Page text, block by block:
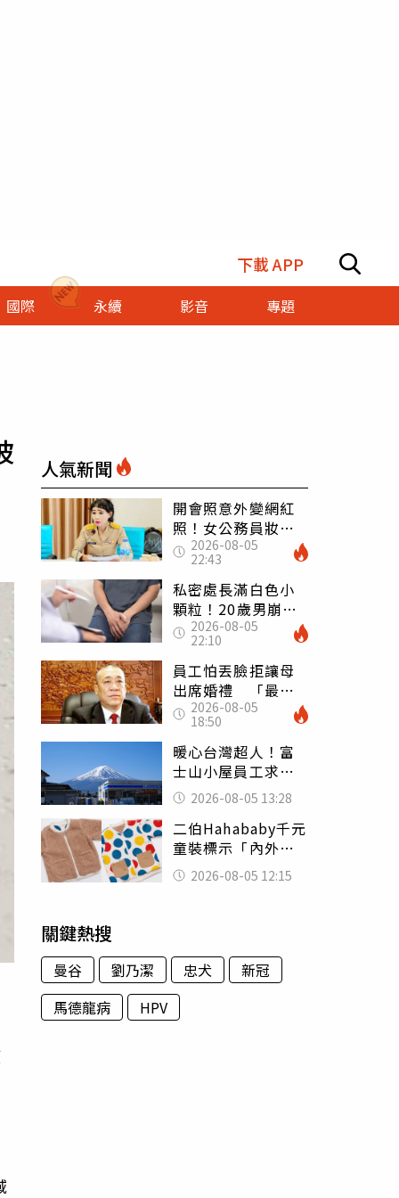
下載 APP
國際 永續 影音 專題
人氣新聞
開會照意外變網紅
照！女公務員妝容
掀2千則留言 本人
怒嗆：化妝有錯嗎
2026-08-05
22:43
私密處長滿白色小
顆粒！20歲男崩潰
求診 醫曝5大真相
別再誤會
2026-08-05
22:10
員工怕丟臉拒讓母
出席婚禮 「最愛
發錢老闆」震怒開
除：我看不起你
2026-08-05
18:50
暖心台灣超人！富
士山小屋員工求助
「想活下去」 山
友狂背物資上山：
台灣真的是寶島
2026-08-05 13:28
二伯Hahababy千元
童裝標示「內外層
皆純棉」 SGS檢
測證明：內裡100%
2026-08-05 12:15
關鍵熱搜
曼谷 劉乃潔 忠犬
新冠
馬德龍病
HPV